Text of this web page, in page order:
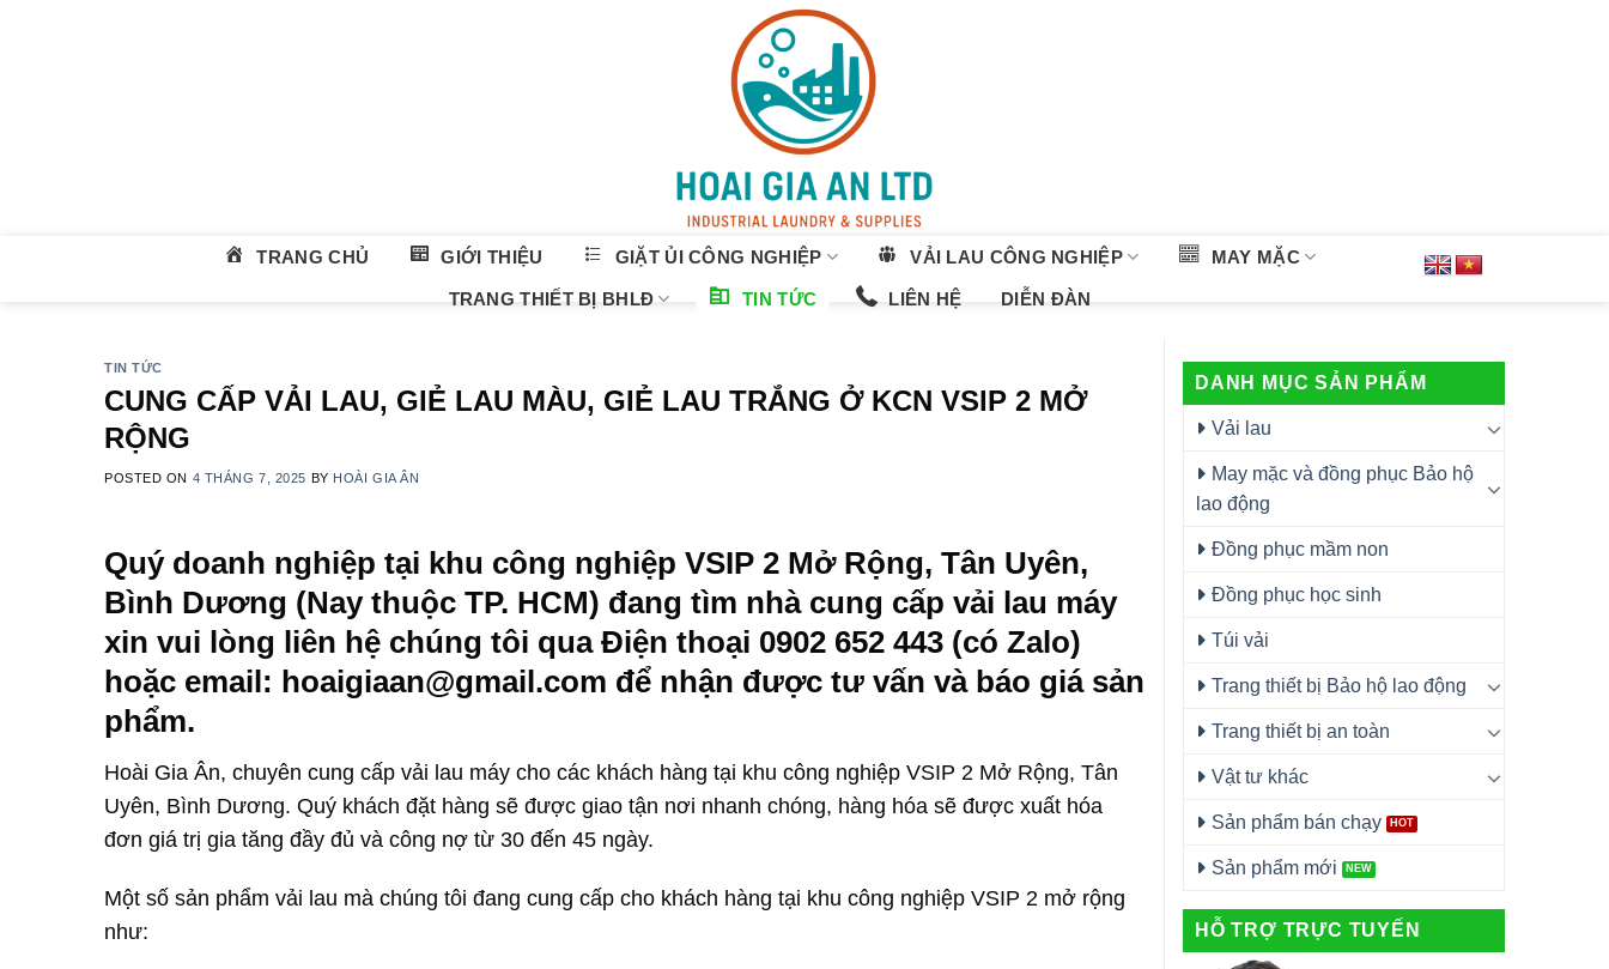
TRANG CHỦ GIỚI THIỆU GIẶT ỦI CÔNG NGHIỆP VẢI LAU CÔNG NGHIỆP MAY MẶC
TRANG THIẾT BỊ BHLĐ TIN TỨC LIÊN HỆ DIỄN ĐÀN
TIN TỨC
CUNG CẤP VẢI LAU, GIẺ LAU MÀU, GIẺ LAU TRẮNG Ở KCN VSIP 2 MỞ
RỘNG
POSTED ON 4 THÁNG 7, 2025 BY HOÀI GIA ÂN
Quý doanh nghiệp tại khu công nghiệp VSIP 2 Mở Rộng, Tân Uyên,
Bình Dương (Nay thuộc TP. HCM) đang tìm nhà cung cấp vải lau máy
xin vui lòng liên hệ chúng tôi qua Điện thoại 0902 652 443 (có Zalo)
hoặc email: hoaigiaan@gmail.com để nhận được tư vấn và báo giá sản
phẩm.
Hoài Gia Ân, chuyên cung cấp vải lau máy cho các khách hàng tại khu công nghiệp VSIP 2 Mở Rộng, Tân
Uyên, Bình Dương. Quý khách đặt hàng sẽ được giao tận nơi nhanh chóng, hàng hóa sẽ được xuất hóa
đơn giá trị gia tăng đầy đủ và công nợ từ 30 đến 45 ngày.
Một số sản phẩm vải lau mà chúng tôi đang cung cấp cho khách hàng tại khu công nghiệp VSIP 2 mở rộng
như:
DANH MỤC SẢN PHẨM
Vải lau
May mặc và đồng phục Bảo hộ
lao động
Đồng phục mầm non
Đồng phục học sinh
Túi vải
Trang thiết bị Bảo hộ lao động
Trang thiết bị an toàn
Vật tư khác
Sản phẩm bán chạy
Sản phẩm mới
HỖ TRỢ TRỰC TUYẾN